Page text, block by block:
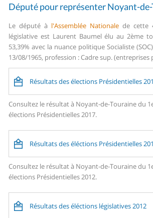
Député pour représenter Noyant-
Le député à l'Assemblée Nationale de cette
législative est Laurent Baumel élu au 2ème
53,39% avec la nuance politique Socialiste
13/08/1965, profession : Cadre sup. (entreprises
Résultats des élections Présidentielles
Consultez le résultat à Noyant-de-Touraine du
élections Présidentielles 2017.
Résultats des éléctions Présidentielles
Consultez le résultat à Noyant-de-Touraine du
élections Présidentielles 2012.
Résultats des éléctions législatives 2012